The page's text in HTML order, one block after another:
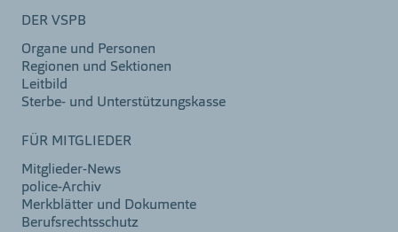
DER VSPB
Organe und Personen
Regionen und Sektionen
Leitbild
Sterbe- und Unterstützungskasse
FÜR MITGLIEDER
Mitglieder-News
police-Archiv
Merkblätter und Dokumente
Berufsrechtsschutz